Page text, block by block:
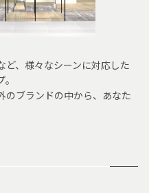
ど、様々なシーンに対応した
のブランドの中から、あなた